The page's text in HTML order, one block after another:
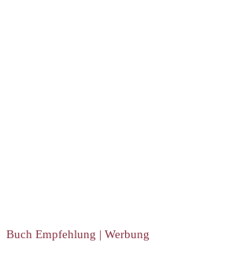
Buch Empfehlung | Werbung